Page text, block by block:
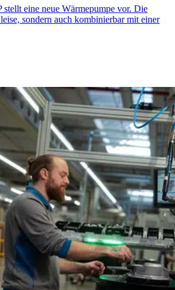
stellt eine neue Wärmepumpe vor. Die
sondern auch kombinierbar mit einer